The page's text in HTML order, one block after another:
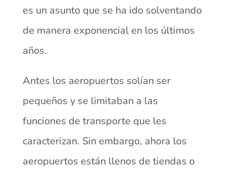
es un asunto que se ha ido solventando
de manera exponencial en los últimos
años.
Antes los aeropuertos solían ser
pequeños y se limitaban a las
funciones de transporte que les
caracterizan. Sin embargo, ahora los
aeropuertos están llenos de tiendas o